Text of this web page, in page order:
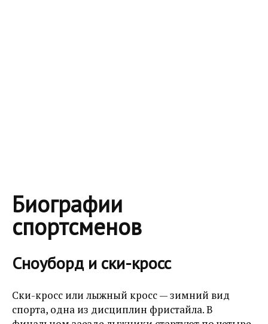
Биографии
спортсменов
Сноуборд и ски-кросс
Ски-кросс или лыжный кросс — зимний вид
спорта, одна из дисциплин фристайла. В